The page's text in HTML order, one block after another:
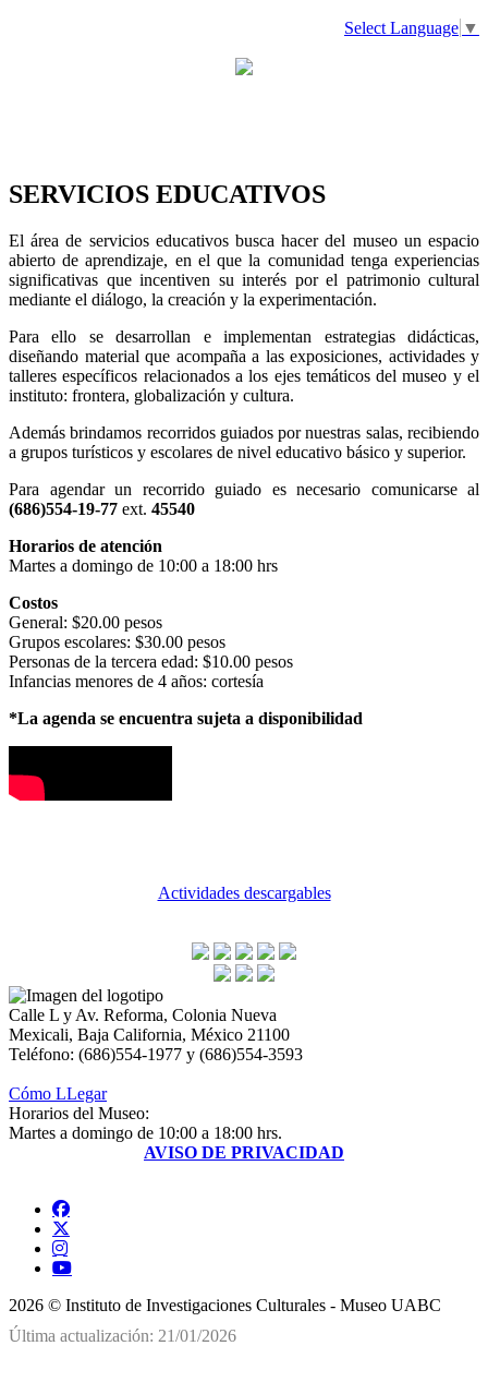
Select Language ▼
SERVICIOS EDUCATIVOS
El área de servicios educativos busca hacer del museo un espacio
abierto de aprendizaje, en el que la comunidad tenga experiencias
significativas que incentiven su interés por el patrimonio cultural
mediante el diálogo, la creación y la experimentación.
Para ello se desarrollan e implementan estrategias didácticas,
diseñando material que acompaña a las exposiciones, actividades y
talleres específicos relacionados a los ejes temáticos del museo y el
instituto: frontera, globalización y cultura.
Además brindamos recorridos guiados por nuestras salas, recibiendo
a grupos turísticos y escolares de nivel educativo básico y superior.
Para agendar un recorrido guiado es necesario comunicarse al
(686)554-19-77 ext. 45540
Horarios de atención
Martes a domingo de 10:00 a 18:00 hrs
Costos
General: $20.00 pesos
Grupos escolares: $30.00 pesos
Personas de la tercera edad: $10.00 pesos
Infancias menores de 4 años: cortesía
*La agenda se encuentra sujeta a disponibilidad
Actividades descargables
Calle L y Av. Reforma, Colonia Nueva
Mexicali, Baja California, México 21100
Teléfono: (686)554-1977 y (686)554-3593
Cómo LLegar
Horarios del Museo:
Martes a domingo de 10:00 a 18:00 hrs.
AVISO DE PRIVACIDAD
2026 © Instituto de Investigaciones Culturales - Museo UABC
Última actualización: 21/01/2026